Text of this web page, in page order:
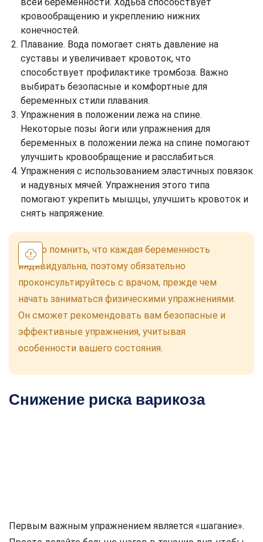
всей беременности. Ходьба способствует
кровообращению и укреплению нижних
конечностей.
Плавание. Вода помогает снять давление на
суставы и увеличивает кровоток, что
способствует профилактике тромбоза. Важно
выбирать безопасные и комфортные для
беременных стили плавания.
Упражнения в положении лежа на спине.
Некоторые позы йоги или упражнения для
беременных в положении лежа на спине помогают
улучшить кровообращение и расслабиться.
Упражнения с использованием эластичных повязок
и надувных мячей. Упражнения этого типа
помогают укрепить мышцы, улучшить кровоток и
снять напряжение.
Важно помнить, что каждая беременность
индивидуальна, поэтому обязательно
проконсультируйтесь с врачом, прежде чем
начать заниматься физическими упражнениями.
Он сможет рекомендовать вам безопасные и
эффективные упражнения, учитывая
особенности вашего состояния.
Снижение риска варикоза
Первым важным упражнением является «шагание».